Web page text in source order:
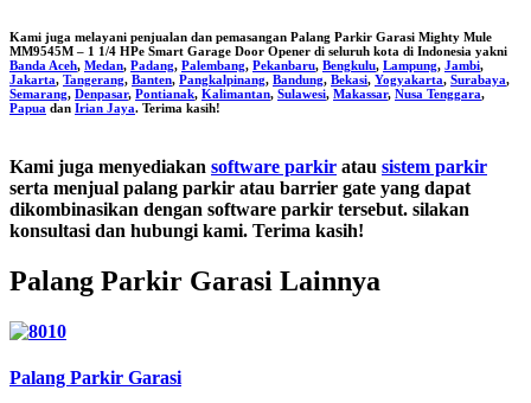
Kami juga melayani penjualan dan pemasangan Palang Parkir Garasi Mighty Mule
MM9545M – 1 1/4 HPe Smart Garage Door Opener di seluruh kota di Indonesia yakni
Banda Aceh, Medan, Padang, Palembang, Pekanbaru, Bengkulu, Lampung, Jambi,
Jakarta, Tangerang, Banten, Pangkalpinang, Bandung, Bekasi, Yogyakarta, Surabaya,
Semarang, Denpasar, Pontianak, Kalimantan, Sulawesi, Makassar, Nusa Tenggara,
Papua dan Irian Jaya. Terima kasih!
Kami juga menyediakan software parkir atau sistem parkir
serta menjual palang parkir atau barrier gate yang dapat
dikombinasikan dengan software parkir tersebut. silakan
konsultasi dan hubungi kami. Terima kasih!
Palang Parkir Garasi Lainnya
Palang Parkir Garasi